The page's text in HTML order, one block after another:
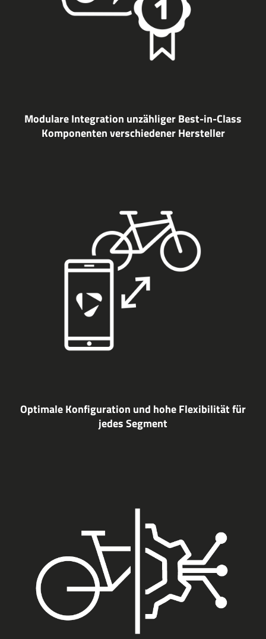
Modulare Integration unzähliger Best-in-Class
Komponenten verschiedener Hersteller
Optimale Konfiguration und hohe Flexibilität für
jedes Segment